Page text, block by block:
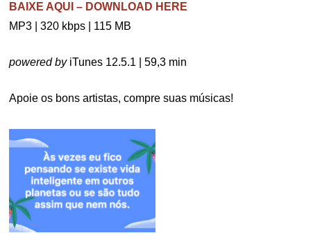
BAIXE AQUI – DOWNLOAD HERE
MP3 | 320 kbps | 115 MB
powered byiTunes 12.5.1 | 59,3 min
Apoie os bons artistas, compre suas músicas!